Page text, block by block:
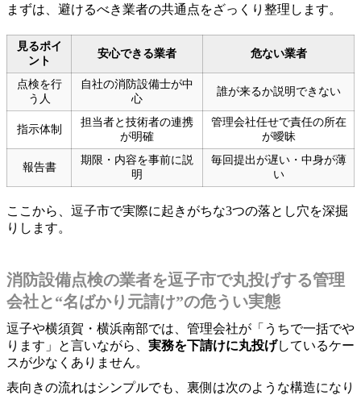
まずは、避けるべき業者の共通点をざっくり整理します。
見るポイ
ント
安心できる業者 危ない業者
点検を行
う人
自社の消防設備士が中
心
誰が来るか説明できない
指示体制
担当者と技術者の連携
が明確
管理会社任せで責任の所在
が曖昧
報告書
期限・内容を事前に説
明
毎回提出が遅い・中身が薄
い
ここから、逗子市で実際に起きがちな3つの落とし穴を深掘
りします。
消防設備点検の業者を逗子市で丸投げする管理
会社と“名ばかり元請け”の危うい実態
逗子や横須賀・横浜南部では、管理会社が「うちで一括でや
ります」と言いながら、 実務を下請けに丸投げしているケー
スが少なくありません。
表向きの流れはシンプルでも、裏側は次のような構造になり